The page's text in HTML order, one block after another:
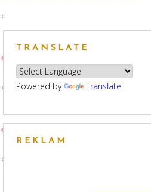
TRANSLATE
Powered by Translate
REKLAM